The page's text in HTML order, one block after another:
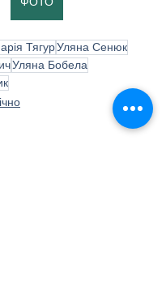
ТягурУляна Сенюк
Уляна Бобела